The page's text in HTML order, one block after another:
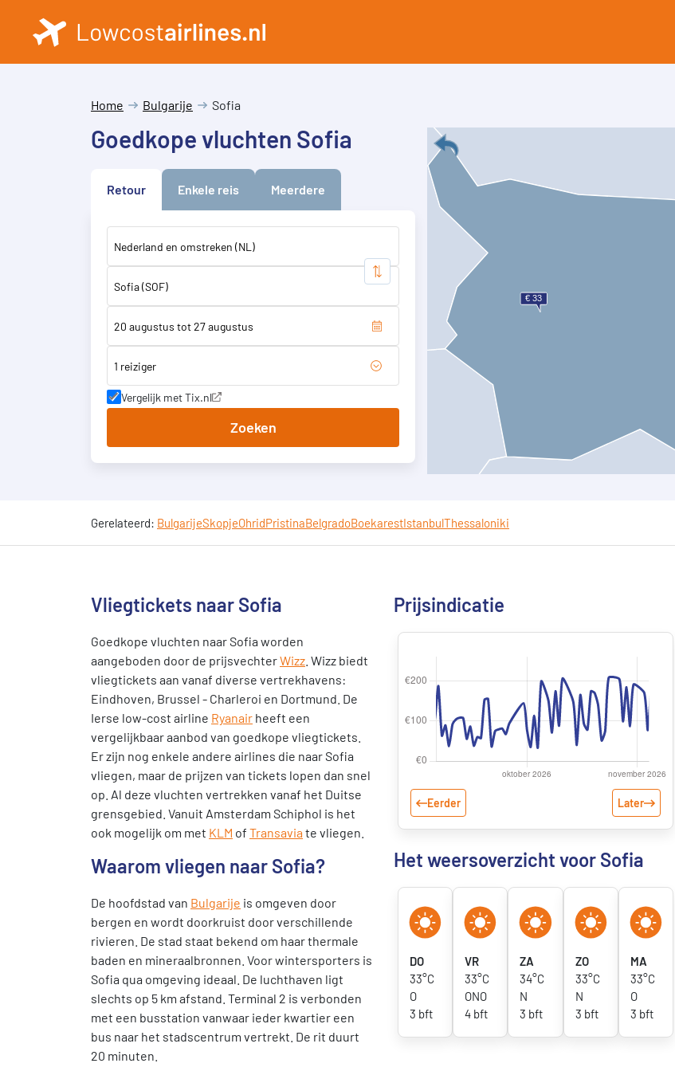
Home Bulgarije Sofia
Goedkope vluchten Sofia
Retour Enkele reis Meerdere
1 reiziger
Vergelijk met Tix.nl
Zoeken
Gerelateerd: BulgarijeSkopjeOhridPristinaBelgradoBoekarestIstanbulThessaloniki
Vliegtickets naar Sofia
Goedkope vluchten naar Sofia worden
aangeboden door de prijsvechterWizz . Wizz biedt
vliegtickets aan vanaf diverse vertrekhavens:
Eindhoven, Brussel - Charleroi en Dortmund. De
Ierse low-cost airline Ryanair heeft een
vergelijkbaar aanbod van goedkope vliegtickets.
Er zijn nog enkele andere airlines die naar Sofia
vliegen, maar de prijzen van tickets lopen dan snel
op. Al deze vluchten vertrekken vanaf het Duitse
grensgebied. Vanuit Amsterdam Schiphol is het
ook mogelijk om met KLM of Transavia te vliegen.
Waarom vliegen naar Sofia?
De hoofdstad van Bulgarije is omgeven door
bergen en wordt doorkruist door verschillende
rivieren. De stad staat bekend om haar thermale
baden en mineraalbronnen. Voor wintersporters is
Sofia qua omgeving ideaal. De luchthaven ligt
slechts op 5 km afstand. Terminal 2 is verbonden
met een busstation vanwaar ieder kwartier een
bus naar het stadscentrum vertrekt. De rit duurt
20 minuten.
Prijsindicatie
Eerder Later
Het weersoverzicht voor Sofia
DO
33°C
O
3 bft
VR
33°C
ONO
4 bft
ZA
34°C
N
3 bft
ZO
33°C
N
3 bft
MA
33°C
O
3 bft